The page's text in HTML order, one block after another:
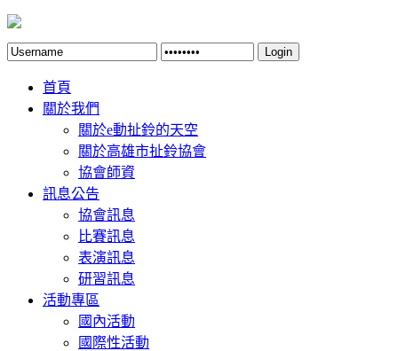
Login
首頁
關於我們
關於e動扯鈴的天空
關於高雄市扯鈴協會
協會師資
訊息公告
協會訊息
比賽訊息
表演訊息
研習訊息
活動專區
國內活動
國際性活動